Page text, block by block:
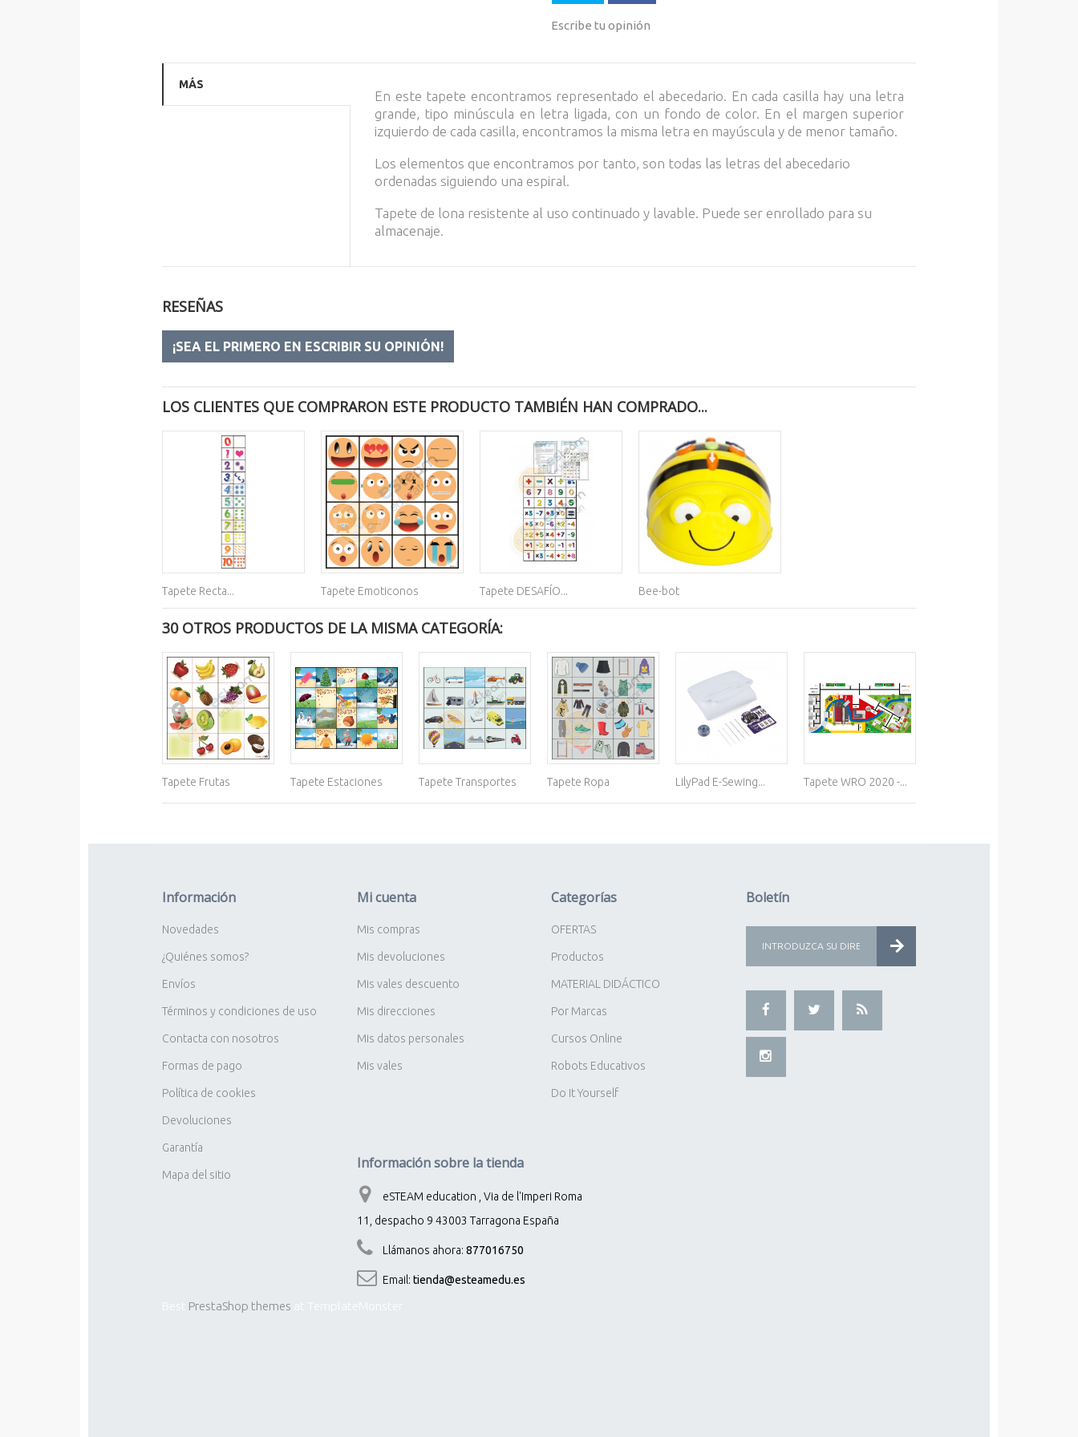
Escribe tu opinión
MÁS
En este tapete encontramos representado el abecedario. En cada casilla hay una letra
grande, tipo minúscula en letra ligada, con un fondo de color. En el margen superior
izquierdo de cada casilla, encontramos la misma letra en mayúscula y de menor tamaño.
Los elementos que encontramos por tanto, son todas las letras del abecedario
ordenadas siguiendo una espiral.
Tapete de lona resistente al uso continuado y lavable. Puede ser enrollado para su
almacenaje.
RESEÑAS
¡SEA EL PRIMERO EN ESCRIBIR SU OPINIÓN!
LOS CLIENTES QUE COMPRARON ESTE PRODUCTO TAMBIÉN HAN COMPRADO...
Tapete Recta... Tapete Emoticonos Tapete DESAFÍO... Bee-bot
30 OTROS PRODUCTOS DE LA MISMA CATEGORÍA:
Tapete Frutas Tapete Estaciones Tapete Transportes Tapete Ropa LilyPad E-Sewing... Tapete WRO 2020 -...
Información
Novedades
¿Quiénes somos?
Envíos
Términos y condiciones de uso
Contacta con nosotros
Formas de pago
Política de cookies
Devoluciones
Garantía
Mapa del sitio
Mi cuenta
Mis compras
Mis devoluciones
Mis vales descuento
Mis direcciones
Mis datos personales
Mis vales
Categorías
OFERTAS
Productos
MATERIAL DIDÁCTICO
Por Marcas
Cursos Online
Robots Educativos
Do It Yourself
Boletín
Información sobre la tienda
eSTEAM education , Via de l'Imperi Roma
11, despacho 9 43003 Tarragona España
Llámanos ahora: 877016750
Email: tienda@esteamedu.es
PrestaShop themes